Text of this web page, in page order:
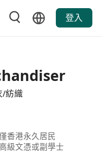
登入
/紡織
香港永久居民
高級文憑或副學士